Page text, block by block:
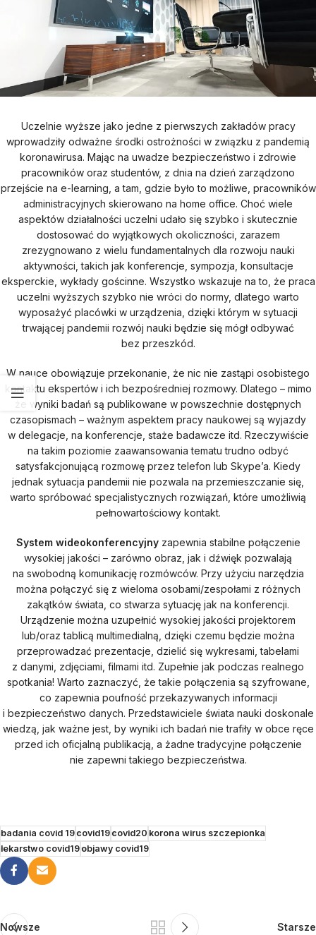
Uczelnie wyższe jako jedne z pierwszych zakładów pracy
wprowadziły odważne środki ostrożności w związku z pandemią
koronawirusa. Mając na uwadze bezpieczeństwo i zdrowie
pracowników oraz studentów, z dnia na dzień zarządzono
przejście na e-learning, a tam, gdzie było to możliwe, pracowników
administracyjnych skierowano na home office. Choć wiele
aspektów działalności uczelni udało się szybko i skutecznie
dostosować do wyjątkowych okoliczności, zarazem
zrezygnowano z wielu fundamentalnych dla rozwoju nauki
aktywności, takich jak konferencje, sympozja, konsultacje
eksperckie, wykłady gościnne. Wszystko wskazuje na to, że praca
uczelni wyższych szybko nie wróci do normy, dlatego warto
wyposażyć placówki w urządzenia, dzięki którym w sytuacji
trwającej pandemii rozwój nauki będzie się mógł odbywać
bez przeszkód.
W nauce obowiązuje przekonanie, że nic nie zastąpi osobistego
kontaktu ekspertów i ich bezpośredniej rozmowy. Dlatego – mimo
że wyniki badań są publikowane w powszechnie dostępnych
czasopismach – ważnym aspektem pracy naukowej są wyjazdy
w delegacje, na konferencje, staże badawcze itd. Rzeczywiście
na takim poziomie zaawansowania tematu trudno odbyć
satysfakcjonującą rozmowę przez telefon lub Skype’a. Kiedy
jednak sytuacja pandemii nie pozwala na przemieszczanie się,
warto spróbować specjalistycznych rozwiązań, które umożliwią
pełnowartościowy kontakt.
System wideokonferencyjnyzapewnia stabilne połączenie
wysokiej jakości – zarówno obraz, jak i dźwięk pozwalają
na swobodną komunikację rozmówców. Przy użyciu narzędzia
można połączyć się z wieloma osobami/zespołami z różnych
zakątków świata, co stwarza sytuację jak na konferencji.
Urządzenie można uzupełnić wysokiej jakości projektorem
lub/oraz tablicą multimedialną, dzięki czemu będzie można
przeprowadzać prezentacje, dzielić się wykresami, tabelami
z danymi, zdjęciami, filmami itd. Zupełnie jak podczas realnego
spotkania! Warto zaznaczyć, że takie połączenia są szyfrowane,
co zapewnia poufność przekazywanych informacji
i bezpieczeństwo danych. Przedstawiciele świata nauki doskonale
wiedzą, jak ważne jest, by wyniki ich badań nie trafiły w obce ręce
przed ich oficjalną publikacją, a żadne tradycyjne połączenie
nie zapewni takiego bezpieczeństwa.
badania covid 19covid19covid20 korona wirus szczepionka
lekarstwo covid19objawy covid19
Nowsze Starsze